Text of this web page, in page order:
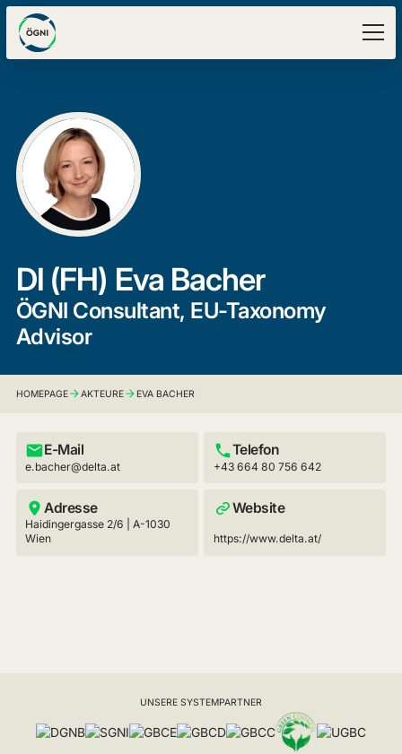
DI (FH) Eva Bacher
ÖGNI Consultant, EU-Taxonomy
Advisor
HOMEPAGE AKTEURE EVA BACHER
E-Mail
e.bacher@delta.at
Telefon
+43 664 80 756 642
Adresse
Haidingergasse 2/6 | A-1030
Wien
Website
https://www.delta.at/
UNSERE SYSTEMPARTNER